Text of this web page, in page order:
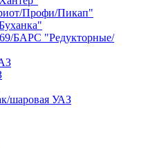
Профи/Пикап"
БАРС "Редукторные/
шаровая УАЗ